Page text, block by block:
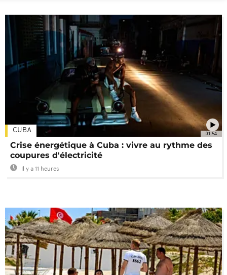
01:54
CUBA
Crise énergétique à Cuba : vivre au rythme des
coupures d'électricité
Il y a 11 heures